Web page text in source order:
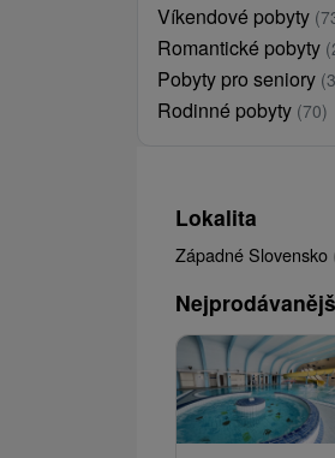
Víkendové pobyty
Romantické pobyty
Pobyty pro seniory
Rodinné pobyty (70)
Lokalita
Západné Slovensko